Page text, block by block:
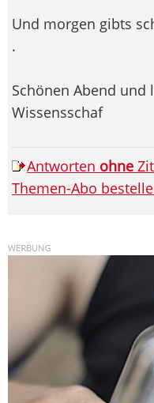
Und morgen gibts
.
Schönen Abend und
Wissensschaf
Antworten ohne
Themen-Abo